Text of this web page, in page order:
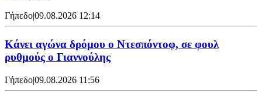
Γήπεδο|09.08.2026 12:14
Kάνει αγώνα δρόμου ο Ντεσπόντοφ, σε φουλ
ρυθμούς ο Γιαννούλης
Γήπεδο|09.08.2026 11:56